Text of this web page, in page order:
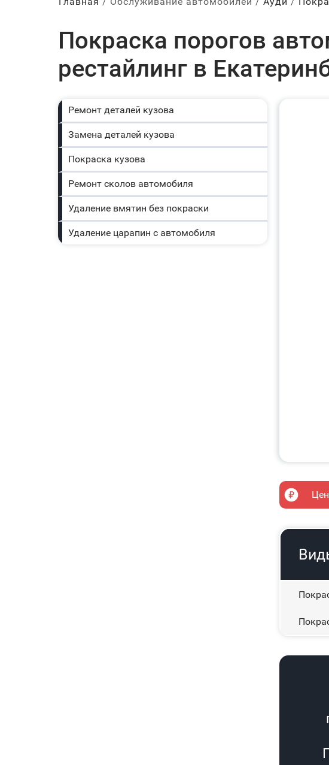
Покраска порогов
рестайлинг в
Ремонт деталей кузова
Замена деталей кузова
Покраска кузова
Ремонт сколов автомобиля
Удаление вмятин без покраски
Удаление царапин с автомобиля